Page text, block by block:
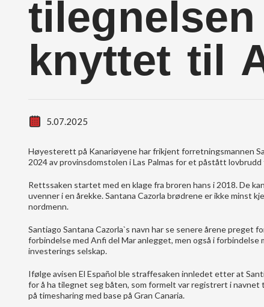
knyttet til
5.07.2025
Høyesterett på Kanariøyene har frikjent forretningsmannen
2024 av provinsdomstolen i Las Palmas for et påstått
Rettssaken startet med en klage fra broren hans i 2018. De
uvenner i en årekke. Santana Cazorla brødrene er ikke minst
nordmenn.
Santiago Santana Cazorla`s navn har se senere årene preget
forbindelse med Anfi del Mar anlegget, men også i
investerings selskap.
Ifølge avisen El Español ble straffesaken innledet etter at
for å ha tilegnet seg båten, som formelt var registrert i
på timesharing med base på Gran Canaria.